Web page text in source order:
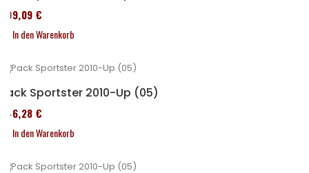
409,09 €
In den Warenkorb
Pack Sportster 2010-Up (05)
246,28 €
In den Warenkorb